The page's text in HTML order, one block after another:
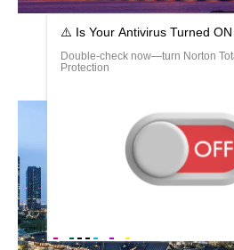
Вантовый мост Южная